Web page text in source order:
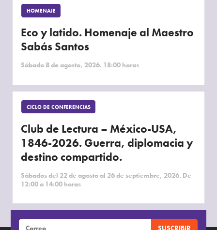
HOMENAJE
Eco y latido. Homenaje al Maestro
Sabás Santos
Sábado 8 de agosto, 2026. 18:00 horas
CICLO DE CONFERENCIAS
Club de Lectura – México-USA,
1846-2026. Guerra, diplomacia y
destino compartido.
Sábados del 22 de agosto al 26 de septiembre, 2026. De
12:00 a 14:00 horas